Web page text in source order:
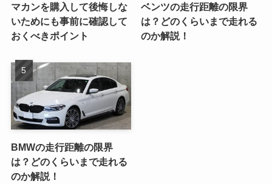
マカンを購入して後悔しな
いためにも事前に確認して
おくべきポイント
ベンツの走行距離の限界
は？どのくらいまで走れる
のか解説！
BMWの走行距離の限界
は？どのくらいまで走れる
のか解説！